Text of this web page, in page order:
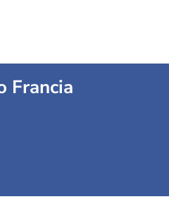
Francia